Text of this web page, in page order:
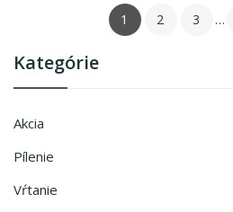
Kategórie
Akcia
Pílenie
Vŕtanie
1 2 3 …